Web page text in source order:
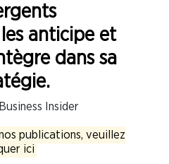
anticipe et
dans sa
Insider
publications, veuillez
ici